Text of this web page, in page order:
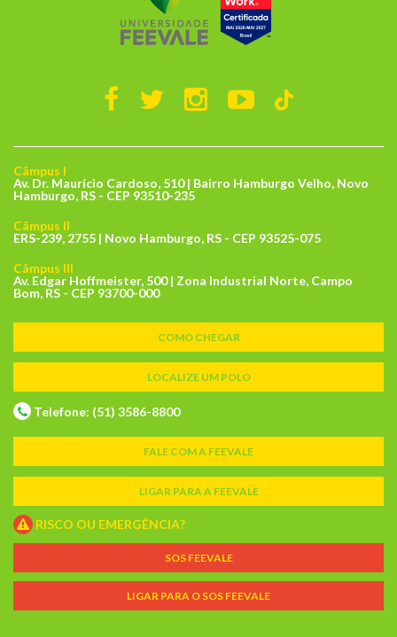
Câmpus I
Av. Dr. Maurício Cardoso, 510 | Bairro Hamburgo Velho, Novo
Hamburgo, RS - CEP 93510-235
Câmpus II
ERS-239, 2755 | Novo Hamburgo, RS - CEP 93525-075
Câmpus III
Av. Edgar Hoffmeister, 500 | Zona Industrial Norte, Campo
Bom, RS - CEP 93700-000
COMO CHEGAR
LOCALIZE UM POLO
Telefone: (51) 3586-8800
FALE COM A FEEVALE
LIGAR PARA A FEEVALE
RISCO OU EMERGÊNCIA?
SOS FEEVALE
LIGAR PARA O SOS FEEVALE